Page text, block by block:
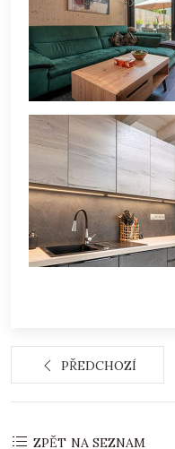
PŘEDCHOZÍ
ZPĚT NA SEZNAM